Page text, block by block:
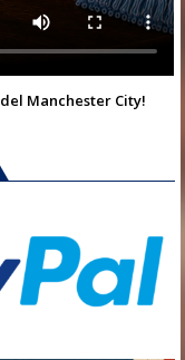
Manchester City!